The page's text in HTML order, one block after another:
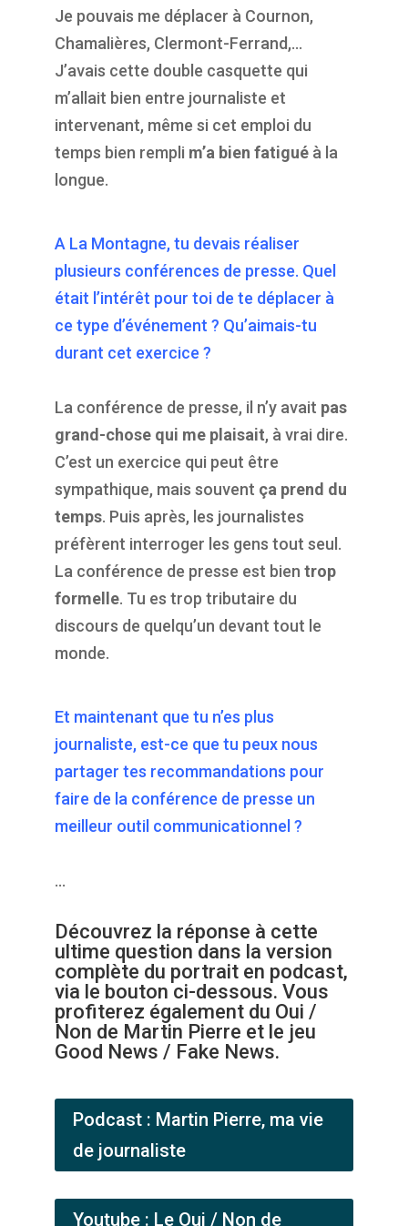
Je pouvais me déplacer à Cournon,
Chamalières, Clermont-Ferrand,…
J’avais cette double casquette qui
m’allait bien entre journaliste et
intervenant, même si cet emploi du
temps bien rempli m’a bien fatiguéà la
longue.
A La Montagne, tu devais réaliser
plusieurs conférences de presse. Quel
était l’intérêt pour toi de te déplacer à
ce type d’événement ? Qu’aimais-tu
durant cet exercice ?
La conférence de presse, il n’y avait pas
grand-chose qui me plaisait, à vrai dire.
C’est un exercice qui peut être
sympathique, mais souvent ça prend du
temps. Puis après, les journalistes
préfèrent interroger les gens tout seul.
La conférence de presse est bien trop
formelle. Tu es trop tributaire du
discours de quelqu’un devant tout le
monde.
Et maintenant que tu n’es plus
journaliste, est-ce que tu peux nous
partager tes recommandations pour
faire de la conférence de presse un
meilleur outil communicationnel ?
…
Découvrez la réponse à cette
ultime question dans la version
complète du portrait en podcast,
via le bouton ci-dessous. Vous
profiterez également du Oui /
Non de Martin Pierre et le jeu
Good News / Fake News.
Podcast : Martin Pierre, ma vie
de journaliste
Youtube : Le Oui / Non de